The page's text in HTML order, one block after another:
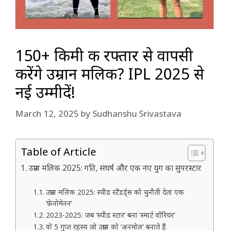
150+ किमी की रफ्तार से वापसी
करेंगे उम्रान मलिक? IPL 2025 से
नई उम्मीदें!
March 12, 2025 by Sudhanshu Srivastava
Table of Article
उम्रान मलिक 2025: गति, संघर्ष और एक नए युग का सुपरस्टार
उम्रान मलिक 2025: स्पीड स्टैंडर्ड्स को चुनौती देता एक
‘फ़ेनोमेनन’
2023-2025: जब ‘स्पीड स्टार’ बना ‘स्मार्ट वॉरियर’
वो 5 गुप्त रहस्य जो उम्रान को ‘अनमोल’ बनाते हैं